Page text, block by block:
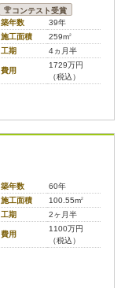
コンテスト受賞
築年数
39年
施工面積
259m2
工期 4ヵ月半
費用
1729万円
（税込）
築年数
60年
施工面積
100.55m2
工期 2ヶ月半
費用
1100万円
（税込）